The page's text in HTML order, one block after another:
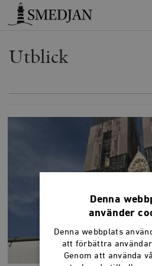
Timbro
Utblick
Denna
använder
Denna webbplats
att förbättra
Genom att använda